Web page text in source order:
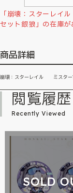
「崩壊：スターレ
セット銀狼」の在庫が
商品詳細
崩壊：スターレイル ミスター
閲覧履歴
Recently Viewed
SOLD